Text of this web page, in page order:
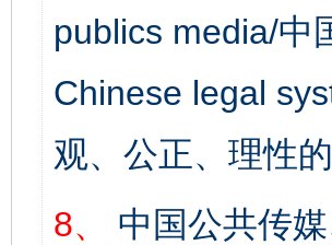
publics media/中
Chinese legal
观、公正、理性
8、
中国公共传